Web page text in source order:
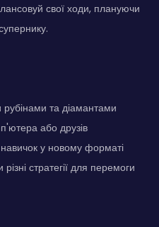
свої ходи, плануючи
рубінами та діамантами
або друзів
у новому форматі
стратегії для перемоги